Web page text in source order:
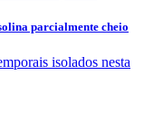
parcialmente cheio